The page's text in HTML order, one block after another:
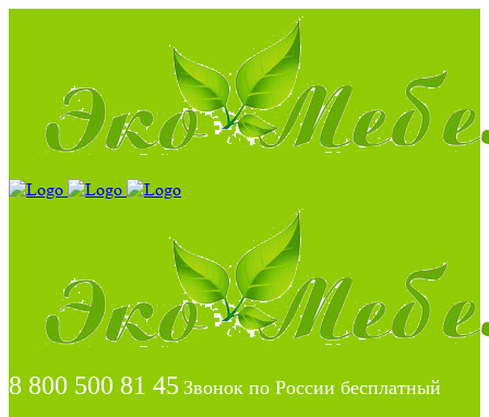
8 800 500 81 45 Звонок по России бесплатный